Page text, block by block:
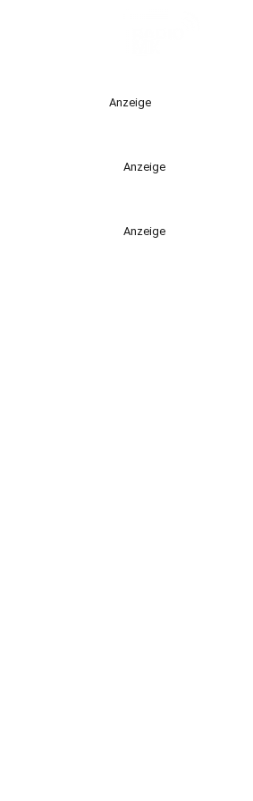
Anzeige
Anzeige
Anzeige